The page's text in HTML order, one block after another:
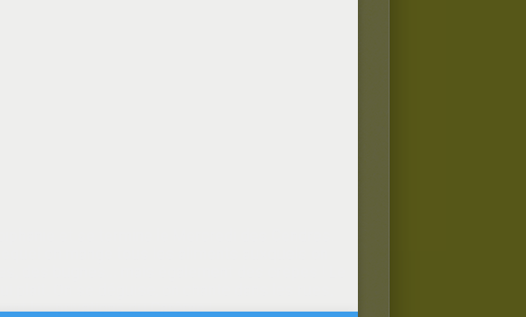
et se termine le Mercredi des Cendres.
on mange tous les aliments auxquels on
des bugnes... mais également des crêpes ! Le
On se déguise, on chante dans les rues,
les privations du Carême !